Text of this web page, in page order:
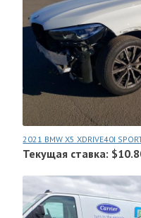
2021 BMW X5 XDRIVE40I
Текущая ставка: